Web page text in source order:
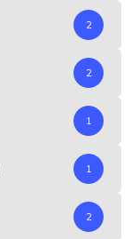
2
2
1
1
2